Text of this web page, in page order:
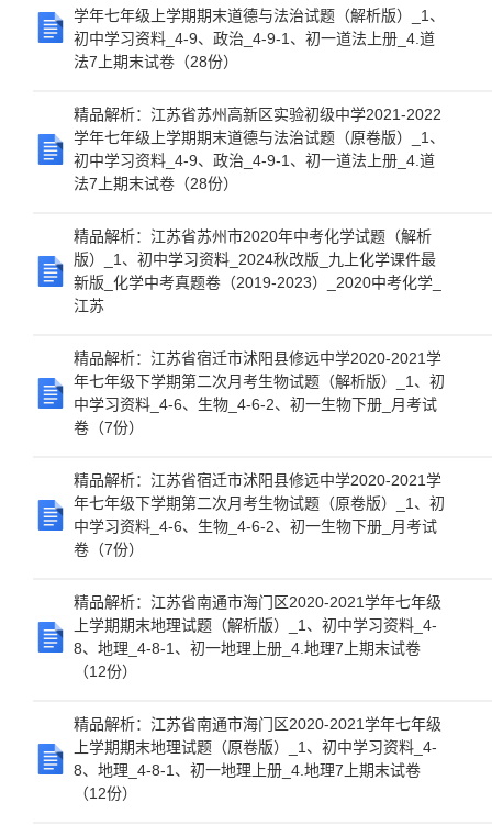
学年七年级上学期期末道德与法治试题（解析版）_1、
初中学习资料_4-9、政治_4-9-1、初一道法上册_4.道
法7上期末试卷（28份）
精品解析：江苏省苏州高新区实验初级中学2021-2022
学年七年级上学期期末道德与法治试题（原卷版）_1、
初中学习资料_4-9、政治_4-9-1、初一道法上册_4.道
法7上期末试卷（28份）
精品解析：江苏省苏州市2020年中考化学试题（解析
版）_1、初中学习资料_2024秋改版_九上化学课件最
新版_化学中考真题卷（2019-2023）_2020中考化学_
江苏
精品解析：江苏省宿迁市沭阳县修远中学2020-2021学
年七年级下学期第二次月考生物试题（解析版）_1、初
中学习资料_4-6、生物_4-6-2、初一生物下册_月考试
卷（7份）
精品解析：江苏省宿迁市沭阳县修远中学2020-2021学
年七年级下学期第二次月考生物试题（原卷版）_1、初
中学习资料_4-6、生物_4-6-2、初一生物下册_月考试
卷（7份）
精品解析：江苏省南通市海门区2020-2021学年七年级
上学期期末地理试题（解析版）_1、初中学习资料_4-
8、地理_4-8-1、初一地理上册_4.地理7上期末试卷
（12份）
精品解析：江苏省南通市海门区2020-2021学年七年级
上学期期末地理试题（原卷版）_1、初中学习资料_4-
8、地理_4-8-1、初一地理上册_4.地理7上期末试卷
（12份）